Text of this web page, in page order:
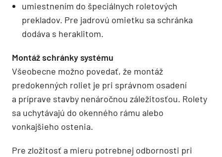
umiestnením do špeciálnych roletových
prekladov. Pre jadrovú omietku sa schránka
dodáva s heraklitom.
Montáž schránky systému
Všeobecne možno povedať, že montáž
predokenných roliet je pri správnom osadení
a príprave stavby nenáročnou záležitosťou. Rolety
sa uchytávajú do okenného rámu alebo
vonkajšieho ostenia.
Pre zložitosť a mieru potrebnej odbornosti pri